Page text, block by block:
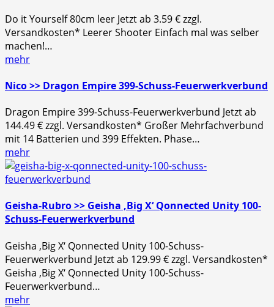
Do it Yourself 80cm leer Jetzt ab 3.59 € zzgl.
Versandkosten* Leerer Shooter Einfach mal was selber
machen!…
mehr
Nico >> Dragon Empire 399-Schuss-Feuerwerkverbund
Dragon Empire 399-Schuss-Feuerwerkverbund Jetzt ab
144.49 € zzgl. Versandkosten* Großer Mehrfachverbund
mit 14 Batterien und 399 Effekten. Phase…
mehr
Geisha-Rubro >> Geisha ‚Big X‘ Qonnected Unity 100-
Schuss-Feuerwerkverbund
Geisha ‚Big X‘ Qonnected Unity 100-Schuss-
Feuerwerkverbund Jetzt ab 129.99 € zzgl. Versandkosten*
Geisha ‚Big X‘ Qonnected Unity 100-Schuss-
Feuerwerkverbund…
mehr